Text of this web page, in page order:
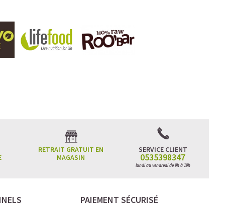
RETRAIT GRATUIT EN
MAGASIN
SERVICE CLIENT
0535398347
lundi au vendredi de 9h à 19h
PAIEMENT SÉCURISÉ